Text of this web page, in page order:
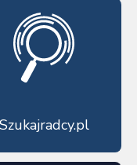
Szukajradcy.pl